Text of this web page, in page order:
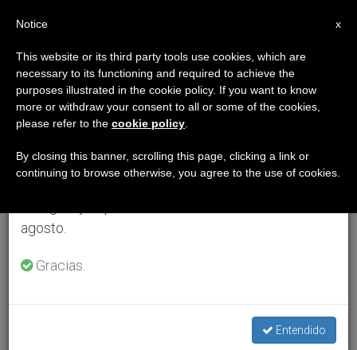
×
Aviso importante
Del 27 de julio al 7 de agosto haremos la pausa
anual, aprovechando que en el periodo de verano
se generan menos informaciones y también el
agosto.
Gracias.
Entendido
x
Notice
This website or its third party tools use cookies, which are
necessary to its functioning and required to achieve the
purposes illustrated in the cookie policy. If you want to know
more or withdraw your consent to all or some of the cookies,
please refer to the cookie policy
By closing this banner, scrolling this page, clicking a link or
continuing to browse otherwise, you agree to the use of cookies.